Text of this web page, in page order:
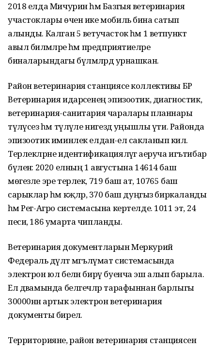
2018 елда Мичурин һәм Базгыя ветеринария
участоклары өчен ике мобиль бина сатып
алынды. Калган 5 ветучасток һәм 1 ветпункт
авыл биләмәләре һәм предприятиеләре
биналарындагы бүлмәләрдә урнашкан.
Район ветеринария станциясе коллективы БР
Ветеринария идарәсенең эпизоотик, диагностик,
ветеринария-санитария чаралары планнары
түләүсез һәм түләүле нигездә уңышлы үти. Районда
эпизоотик иминлек елдан-ел сакланып килә.
Терлекләрне идентификацияләүгә аеруча игътибар
бүленә: 2020 елның 1 августына 14614 баш
мөгезле эре терлек, 719 баш ат, 10765 баш
сарыклар һәм кәҗәләр, 370 баш дуңгыз биркаланды
һәм Рег-Агро системасына кертелде. 1011 эт, 24
песи, 186 умарта чипланды.
Ветеринария документларын Меркурий
Федераль дәүләт мәгълүмат системасында
электрон юл белән бирү буенча эш алып барыла.
Ел дәвамында белгечләр тарафыннан барлыгы
30000нән артык электрон ветеринария
документы бирелә.
Территорияне, район ветеринария станциясен